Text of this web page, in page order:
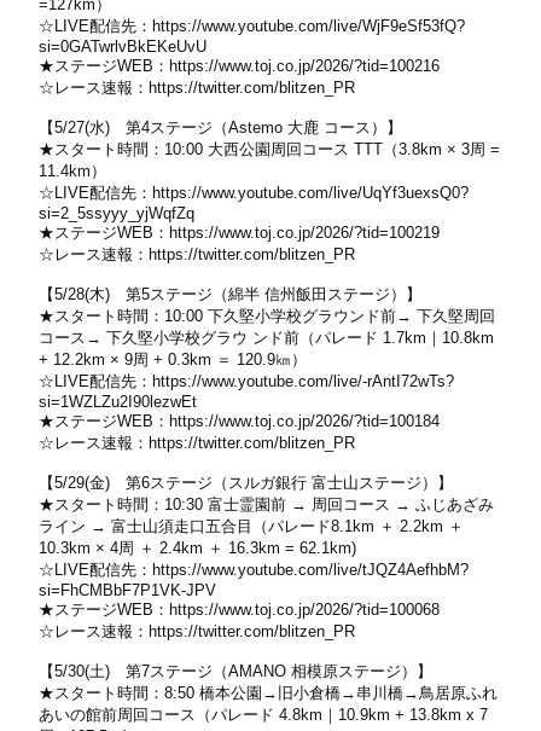
=127km）
☆LIVE配信先： https://www.youtube.com/live/WjF9eSf53fQ?
si=0GATwrlvBkEKeUvU
★ステージWEB： https://www.toj.co.jp/2026/?tid=100216
☆レース速報： https://twitter.com/blitzen_PR
【5/27(水) 第4ステージ（Astemo 大鹿 コース）】
★スタート時間：10:00 大西公園周回コース TTT（3.8km × 3周 =
11.4km）
☆LIVE配信先： https://www.youtube.com/live/UqYf3uexsQ0?
si=2_5ssyyy_yjWqfZq
★ステージWEB： https://www.toj.co.jp/2026/?tid=100219
☆レース速報： https://twitter.com/blitzen_PR
【5/28(木) 第5ステージ（綿半 信州飯田ステージ）】
★スタート時間：10:00 下久堅小学校グラウンド前→ 下久堅周回
コース→ 下久堅小学校グラウ ンド前（パレード 1.7km｜10.8km
+ 12.2km × 9周 + 0.3km ＝ 120.9㎞）
☆LIVE配信先： https://www.youtube.com/live/-rAntI72wTs?
si=1WZLZu2I90lezwEt
★ステージWEB： https://www.toj.co.jp/2026/?tid=100184
☆レース速報： https://twitter.com/blitzen_PR
【5/29(金) 第6ステージ（スルガ銀行 富士山ステージ）】
★スタート時間：10:30 富士霊園前 → 周回コース → ふじあざみ
ライン → 富士山須走口五合目（パレード8.1km ＋ 2.2km ＋
10.3km × 4周 ＋ 2.4km ＋ 16.3km = 62.1km)
☆LIVE配信先： https://www.youtube.com/live/tJQZ4AefhbM?
si=FhCMBbF7P1VK-JPV
★ステージWEB： https://www.toj.co.jp/2026/?tid=100068
☆レース速報： https://twitter.com/blitzen_PR
【5/30(土) 第7ステージ（AMANO 相模原ステージ）】
★スタート時間：8:50 橋本公園→旧小倉橋→串川橋→鳥居原ふれ
あいの館前周回コース（パレード 4.8km｜10.9km + 13.8km x 7